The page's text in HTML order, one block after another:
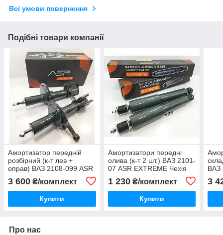
Всі умови повернення
Подібні товари компанії
Амортизатор передній
розбірний (к-т лев +
оправ) ВАЗ 2108-099 ASR
3 600 ₴/комплект
Купити
Амортизатори передні
олива (к-т 2 шт.) ВАЗ 2101-
07 ASR EXTREME Чехія
1 230₴/комплект
Купити
ВАЗ
3
Про нас